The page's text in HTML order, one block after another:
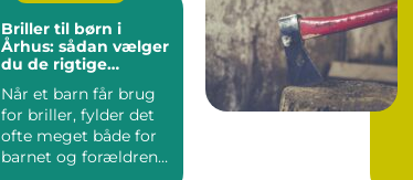
Briller til børn i
Århus: sådan vælger
du de rigtige
Når et barn får brug
for briller, fylder det
ofte meget både for
barnet og forældrene.